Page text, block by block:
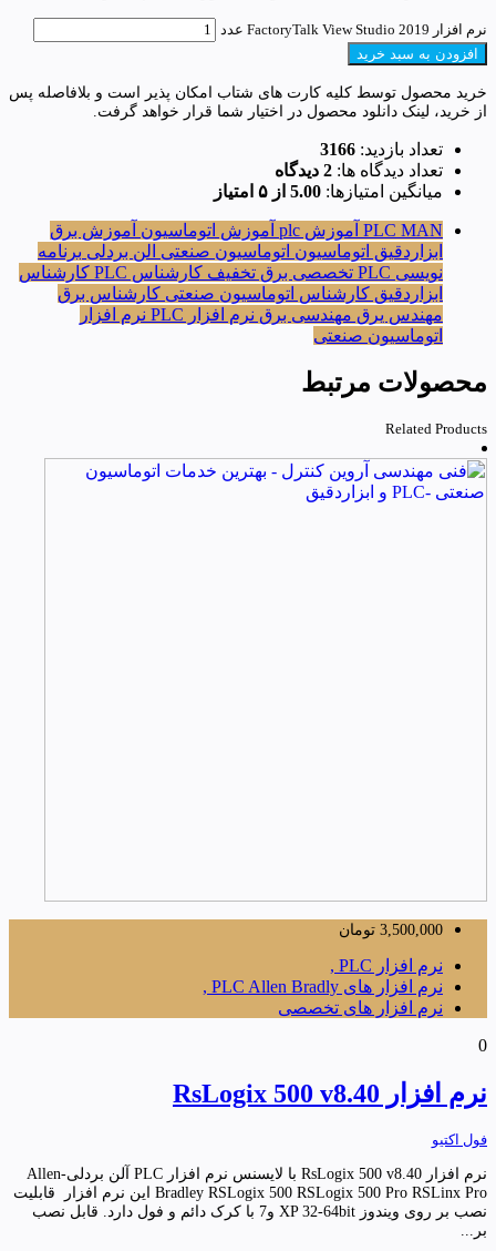
نرم افزار FactoryTalk View Studio 2019 عدد
افزودن به سبد خرید
خرید محصول توسط کلیه کارت های شتاب امکان پذیر است و بلافاصله پس
از خرید، لینک دانلود محصول در اختیار شما قرار خواهد گرفت.
تعداد بازدید: 3166
تعداد دیدگاه ها: 2 دیدگاه
میانگین امتیازها: 5.00 از ۵ امتیاز
PLC MAN آموزش plc آموزش اتوماسیون آموزش برق
ابزاردقیق اتوماسیون اتوماسیون صنعتی الن بردلی برنامه
نویسی PLC
تخصصی برق تخفیف کارشناس PLC
کارشناس
ابزاردقیق کارشناس اتوماسیون صنعتی کارشناس برق
مهندس یرق مهندسی برق نرم افزار PLC
نرم افزار
اتوماسیون صنعتی
محصولات مرتبط
Related Products
3,500,000 تومان
نرم افزار PLC ,
نرم افزار های PLC Allen Bradly ,
نرم افزار های تخصصی
0
نرم افزار RsLogix 500 v8.40
فول اکتیو
نرم افزار RsLogix 500 v8.40 با لایسنس نرم افزار PLC آلن بردلی-Allen
Bradley RSLogix 500 RSLogix 500 Pro RSLinx Pro این نرم افزار قابلیت
نصب بر روی ویندوز XP 32-64bit و7 با کرک دائم و فول دارد. قابل نصب
بر...